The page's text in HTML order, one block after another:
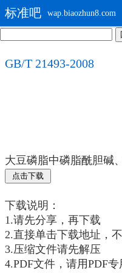
标准吧 wap.biaozhun8.com
GB/T 21493-2008
大豆磷脂中磷脂酰胆碱
下载说明：
1.请先分享，再下载
2.直接单击下载地址，
3.压缩文件请先解压
4.PDF文件，请用PDF